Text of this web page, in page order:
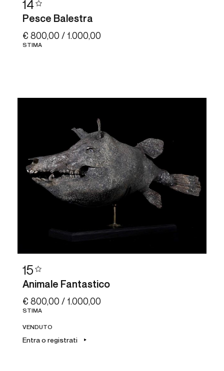
14
Pesce Balestra
€ 800,00 / 1.000,00
STIMA
15
Animale Fantastico
€ 800,00 / 1.000,00
STIMA
VENDUTO
Entra o registrati